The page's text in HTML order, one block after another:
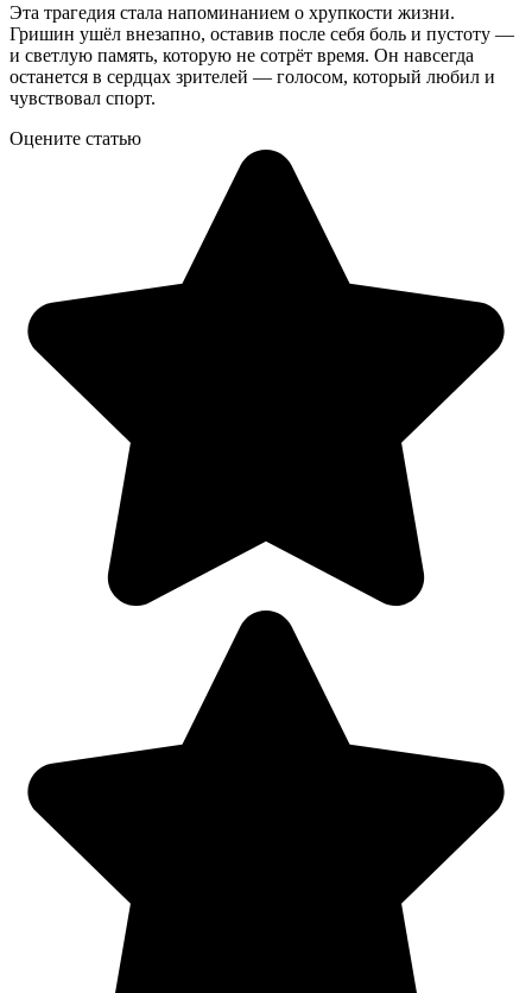
Эта трагедия стала напоминанием о хрупкости жизни.
Гришин ушёл внезапно, оставив после себя боль и пустоту —
и светлую память, которую не сотрёт время. Он навсегда
останется в сердцах зрителей — голосом, который любил и
чувствовал спорт.
Оцените статью